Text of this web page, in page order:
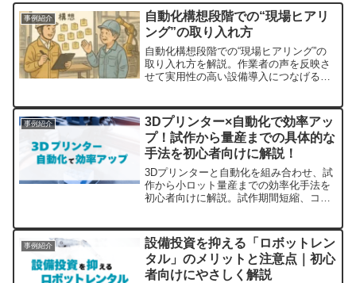
事例紹介
自動化構想段階での“現場ヒアリ
ング”の取り入れ方
自動化構想段階での“現場ヒアリング”の
取り入れ方を解説。作業者の声を反映さ
せて実用性の高い設備導入につなげる方
事例紹介
3Dプリンター×自動化で効率アッ
プ！試作から量産までの具体的な
手法を初心者向けに解説！
3Dプリンターと自動化を組み合わせ、試
作から小ロット量産までの効率化手法を
初心者向けに解説。試作期間短縮、コス
正から量産自動化準備、AI連携による無
人運転対応のポイントも紹介。​
事例紹介
設備投資を抑える「ロボットレン
タル」のメリットと注意点｜初心
者向けにやさしく解説